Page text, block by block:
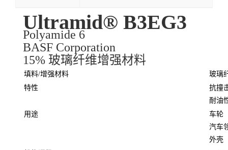
Ultramid® B3EG3
Polyamide 6
BASF Corporation
15% 玻璃纤维增强材料
填料/增强材料
玻璃
特性
抗撞
耐油
用途
车轮
汽车
外壳